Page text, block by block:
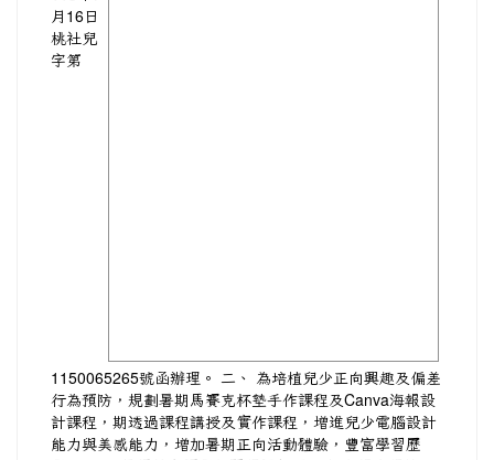
月16日
桃社兒
字第
1150065265號函辦理。 二、 為培植兒少正向興趣及偏差
行為預防，規劃暑期馬賽克杯墊手作課程及Canva海報設
計課程，期透過課程講授及實作課程，增進兒少電腦設計
能力與美感能力，增加暑期正向活動體驗，豐富學習歷